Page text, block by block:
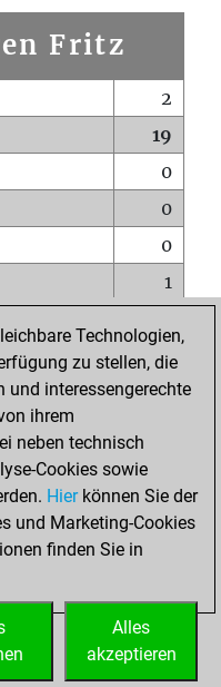
Fritz
2
19
0
0
0
1
0
0
0
Technologien,
zu stellen, die
und interessengerechte
ihrem
neben technisch
Cookies sowie
Hierkönnen Sie der
und Marketing-Cookies
finden Sie in
Alles
akzeptieren